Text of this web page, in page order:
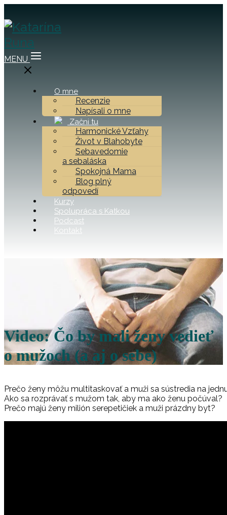
MENU
O mne
Recenzie
Napísali o mne
Začni tu
Harmonické Vzťahy
Život v Blahobyte
Sebavedomie
a sebaláska
Spokojná Mama
Blog plný
odpovedí
Kurzy
Spolupráca s Katkou
Podcast
Kontakt
Video: Čo by mali ženy vedieť
o mužoch (a aj o sebe)
Prečo ženy môžu multitaskovať a muži sa sústredia na
Ako sa rozprávať s mužom tak, aby ma ako ženu počúval?
Prečo majú ženy milión serepetičiek a muži prázdny byt?